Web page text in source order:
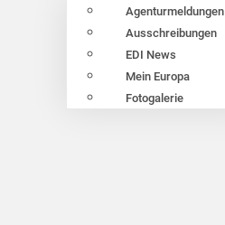
Agenturmeldungen
Ausschreibungen
EDI News
Mein Europa
Fotogalerie